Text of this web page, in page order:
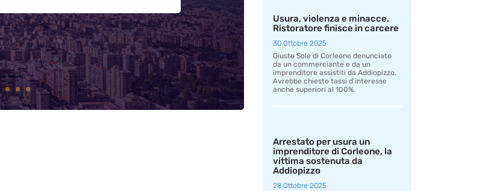
Usura, violenza e minacce.
Ristoratore finisce in carcere
30 Ottobre 2025
Giusto Sole di Corleone denunciato
da un commerciante e da un
imprenditore assistiti da Addiopizzo.
Avrebbe chiesto tassi d’interesse
anche superiori al 100%.
Arrestato per usura un
imprenditore di Corleone, la
vittima sostenuta da
Addiopizzo
28 Ottobre 2025